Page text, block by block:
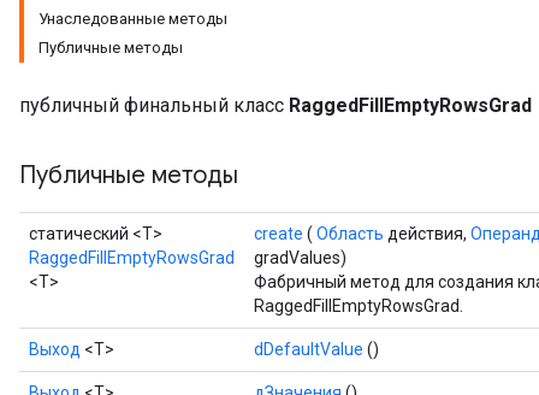
Унаследованные методы
Публичные методы
публичный финальный класс RaggedFillEmptyRowsGrad
Публичные методы
статический <T>
RaggedFillEmptyRowsGrad
<T>
create ( Область действия,
gradValues)
Фабричный метод для создания
RaggedFillEmptyRowsGrad.
Выход <Т> dDefaultValue ()